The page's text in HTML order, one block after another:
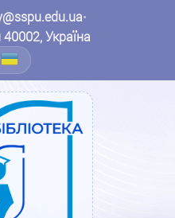
•
Україна